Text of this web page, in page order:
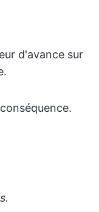
d'avance sur